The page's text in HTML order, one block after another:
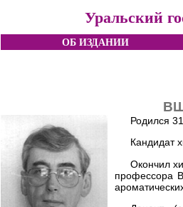
Уральский
ОБ ИЗДАНИИ
Родился
Кандидат
Окончил
профессора